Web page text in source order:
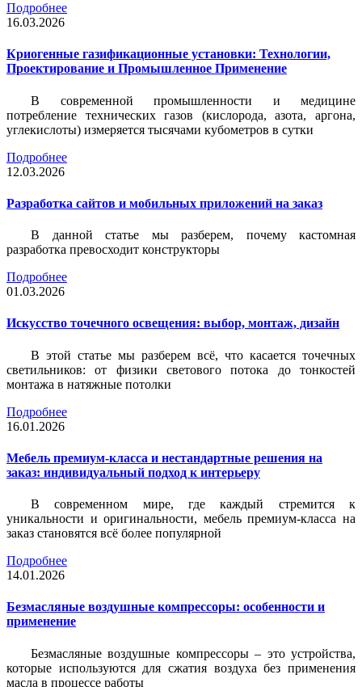
Подробнее
16.03.2026
Криогенные газификационные установки: Технологии,
Проектирование и Промышленное Применение
В современной промышленности и медицине
потребление технических газов (кислорода, азота, аргона,
углекислоты) измеряется тысячами кубометров в сутки
Подробнее
12.03.2026
Разработка сайтов и мобильных приложений на заказ
В данной статье мы разберем, почему кастомная
разработка превосходит конструкторы
Подробнее
01.03.2026
Искусство точечного освещения: выбор, монтаж, дизайн
В этой статье мы разберем всё, что касается точечных
светильников: от физики светового потока до тонкостей
монтажа в натяжные потолки
Подробнее
16.01.2026
Мебель премиум-класса и нестандартные решения на
заказ: индивидуальный подход к интерьеру
В современном мире, где каждый стремится к
уникальности и оригинальности, мебель премиум-класса на
заказ становятся всё более популярной
Подробнее
14.01.2026
Безмасляные воздушные компрессоры: особенности и
применение
Безмасляные воздушные компрессоры – это устройства,
которые используются для сжатия воздуха без применения
масла в процессе работы